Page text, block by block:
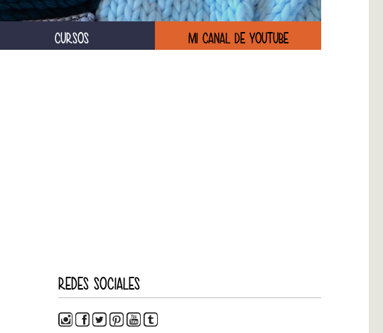
CURSOS MI CANAL DE YOUTUBE
REDES SOCIALES